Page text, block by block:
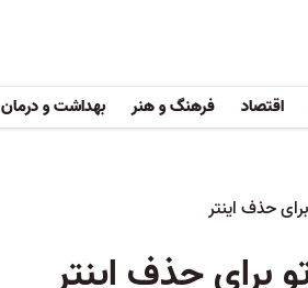
اقتصاد فرهنگ و هنر بهداشت و درمان
حذف اینتر
برای حذف اینتر